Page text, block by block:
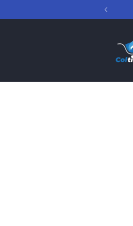
al contenido